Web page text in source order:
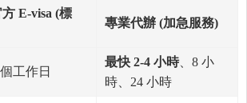
E-visa (標
專業代辦 (加急服務)
工作日
最快 2-4 小時、8 小
時、24 小時